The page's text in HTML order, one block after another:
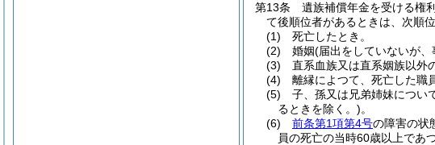
第13条
遺族補償年金を受ける権
て後順位者があるときは、次順
(1)
死亡したとき。
(2)
婚姻(届出をしていないが
(3)
直系血族又は直系姻族以外
(4)
離縁によつて、死亡した職
(5)
子、孫又は兄弟姉妹につい
るときを除く。)。
(6)
前条第1項第4号の障害の状
員の死亡の当時60歳以上であ